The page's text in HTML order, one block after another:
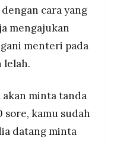
cara yang
mengajukan
menteri pada
lelah.
minta tanda
sore, kamu sudah
datang minta